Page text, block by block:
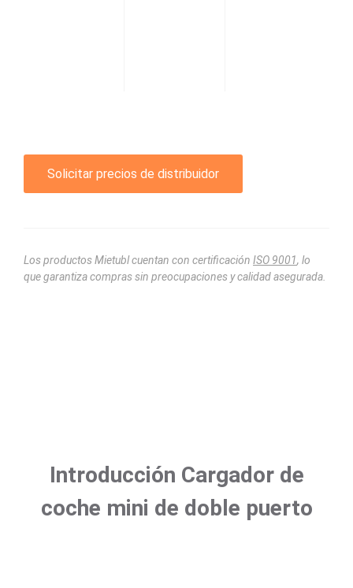
Solicitar precios de distribuidor
Los productos Mietubl cuentan con certificación ISO 9001, lo
que garantiza compras sin preocupaciones y calidad asegurada.
Introducción Cargador de
coche mini de doble puerto